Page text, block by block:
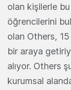
olan kişilerle
öğrencilerini
olan Others,
bir araya
alıyor. Others
kurumsal